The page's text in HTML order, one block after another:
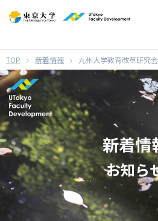
新着情報 九州大学教育改革研究
新着情
お知ら